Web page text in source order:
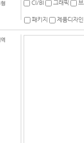
CI/BI 그래픽
패키지 제품디자